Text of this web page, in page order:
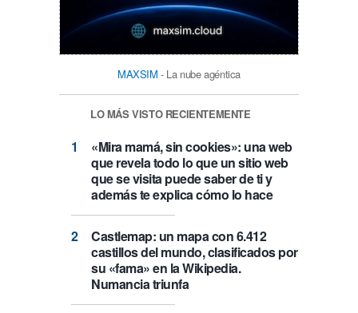
MAXSIM - La nube agéntica
LO MÁS VISTO RECIENTEMENTE
«Mira mamá, sin cookies»: una web
que revela todo lo que un sitio web
que se visita puede saber de ti y
además te explica cómo lo hace
Castlemap: un mapa con 6.412
castillos del mundo, clasificados por
su «fama» en la Wikipedia.
Numancia triunfa